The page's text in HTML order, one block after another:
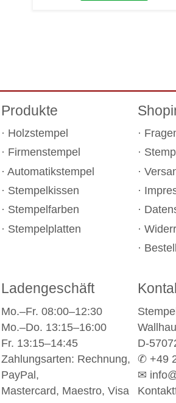
Produkte
Holzstempel
Firmenstempel
Automatikstempel
Stempelkissen
Stempelfarben
Stempelplatten
Ladengeschäft
Mo.–Fr. 08:00–12:30
Mo.–Do. 13:15–16:00
Fr. 13:15–14:45
Zahlungsarten: Rechnung,
PayPal,
Mastercard, Maestro, Visa
D-
✆ +49
✉